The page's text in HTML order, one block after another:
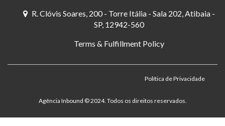
R. Clóvis Soares, 200 - Torre Itália - Sala 202, Atibaia -
SP, 12942-560
Terms & Fulfillment Policy
Agência Inbound ©️ 2024. Todos os direitos reservados.
Política de Privacidade